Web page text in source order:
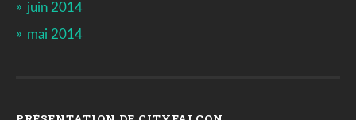
juin 2014
mai 2014